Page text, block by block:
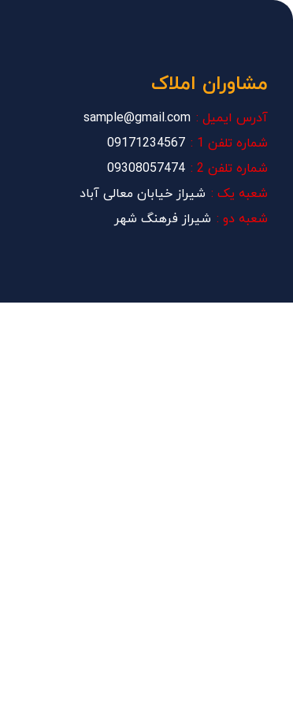
مشاوران املاک
آدرس ایمیل : sample@gmail.com
شماره تلفن 1 :
09171234567
شماره تلفن 2 :
09308057474
شعبه یک : شیراز خیابان معالی آباد
شعبه دو : شیراز فرهنگ شهر